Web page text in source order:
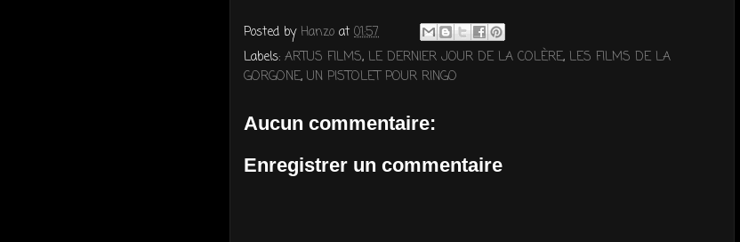
Posted by Hanzo at 01:57
Labels: ARTUS FILMS, LE DERNIER JOUR DE LA COLÈRE, LES FILMS DE LA
GORGONE, UN PISTOLET POUR RINGO
Aucun commentaire:
Enregistrer un commentaire